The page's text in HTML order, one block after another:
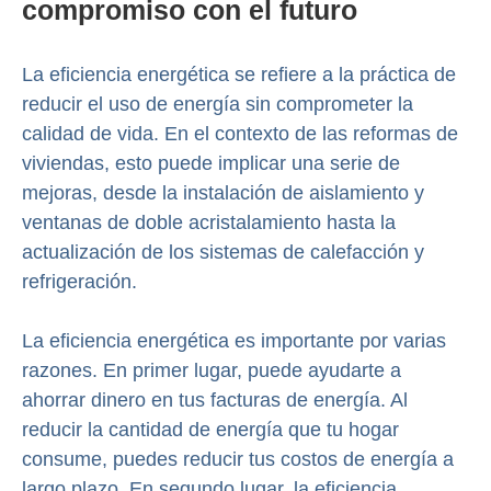
compromiso con el futuro
La eficiencia energética se refiere a la práctica de
reducir el uso de energía sin comprometer la
calidad de vida. En el contexto de las reformas de
viviendas, esto puede implicar una serie de
mejoras, desde la instalación de aislamiento y
ventanas de doble acristalamiento hasta la
actualización de los sistemas de calefacción y
refrigeración.
La eficiencia energética es importante por varias
razones. En primer lugar, puede ayudarte a
ahorrar dinero en tus facturas de energía. Al
reducir la cantidad de energía que tu hogar
consume, puedes reducir tus costos de energía a